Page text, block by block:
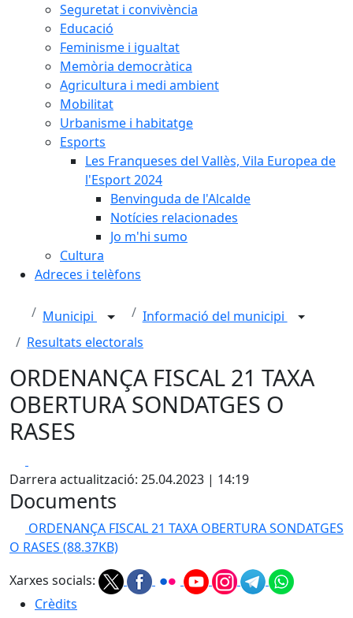
Seguretat i convivència
Educació
Feminisme i igualtat
Memòria democràtica
Agricultura i medi ambient
Mobilitat
Urbanisme i habitatge
Esports
Les Franqueses del Vallès, Vila Europea de
l'Esport 2024
Benvinguda de l'Alcalde
Notícies relacionades
Jo m'hi sumo
Cultura
Adreces i telèfons
Municipi
Informació del municipi
Resultats electorals
ORDENANÇA FISCAL 21 TAXA
OBERTURA SONDATGES O
RASES
Darrera actualització: 25.04.2023 | 14:19
Documents
ORDENANÇA FISCAL 21 TAXA OBERTURA SONDATGES
O RASES (88.37KB)
Xarxes socials:
Crèdits